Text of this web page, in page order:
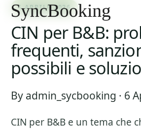
6 APRILE 2026
CIN per B&B:
frequenti,
possibili e
By admin_sycbooking · 6
CIN per B&B e un tema che